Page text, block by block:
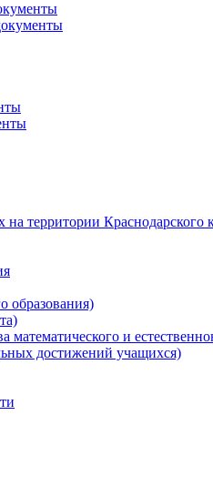
территории Краснодарского
образования)
и
достижений учащихся)